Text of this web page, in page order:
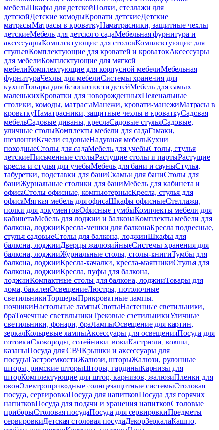
мебельШкафы для детскойПолки, стеллажи для
детскойДетские комодыКровати детскиеДетские
матрасыМатрасы в кроваткуНаматрасники, защитные чехлы
детскиеМебель для детского садаМебельная фурнитура и
аксессуарыКомплектующие для столовКомплектующие для
стульевКомплектующие для кроватей и кроватокАксессуары
для мебелиКомплектующие для мягкой
мебелиКомплектующие для корпусной мебелиМебельная
фурнитураЧехлы для мебелиСистемы хранения для
кухниТовары для безопасности детейМебель для самых
маленькихКроватки для новорожденныхПеленальные
столики, комоды, матрасыМанежи, кровати-манежиМатрасы в
кроваткуНаматрасники, защитные чехлы в кроваткуСадовая
мебельСадовые диваны, креслаСадовые стульяСадовые,
уличные столыКомплекты мебели для садаГамаки,
шезлонгиКачели садовыеНадувная мебельКухни
походныеСтолы для садаМебель для учебыСтолы, стулья
детскиеПисьменные столыРастущие столы и партыРастущие
кресла и стулья для учебыМебель для бани и сауныСтулья,
табуретки, подставки для баниСкамьи для баниСтолы для
баниЖурнальные столики для баниМебель для кабинета и
офисаСтолы офисные, компьютерныеКресла, стулья для
офисаМягкая мебель для офисаШкафы офисныеСтеллажи,
полки для документовОфисные тумбыКомплекты мебели для
кабинетаМебель для лоджии и балконаКомплекты мебели для
балкона, лоджииКресла-мешки для балконаКресла подвесные,
стулья садовыеСтолы для балкона, лоджииШкафы для
балкона, лоджииДверцы жалюзийныеСистемы хранения для
балкона, лоджииЖурнальные столы, столы-книгиТумбы для
балкона, лоджииКресла-качалки, кресла-маятникиСтулья для
балкона, лоджииКресла, пуфы для балкона,
лоджииКомпактные столы для балкона, лоджииТовары для
дома, бакалеяОсвещениеЛюстры, потолочные
светильникиТоршерыПрикроватные лампы,
ночникиНастольные лампыСпотыНастенные светильники,
браТочечные светильникиТрековые светильникиУличные
светильники, фонари, браЛампыОсвещение для картин,
зеркалКольцевые лампыАксессуары для освещенияПосуда для
готовкиСковороды, сотейники, вокиКастрюли, ковши,
казаныПосуда для СВЧКрышки и аксессуары для
посудыГастроемкостиЖалюзи, шторыЖалюзи, рулонные
шторы, римские шторыШторы, гардиныКарнизы для
шторКомплектующие для штор, карнизов, жалюзиПленки для
оконЭлектроприводные солнцезащитные системыСтоловая
посуда, сервировкаПосуда для напитковПосуда для горячих
напитковПосуда для подачи и хранения напитковСтоловые
приборыСтоловая посудаПосуда для сервировкиПредметы
сервировкиДетская столовая посудаДекорЗеркалаКашпо,